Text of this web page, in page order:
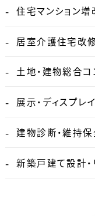
住宅マンション増
居室介護住宅改
土地・建物総合コ
展示・ディスプレ
建物診断・維持
新築戸建て設計・